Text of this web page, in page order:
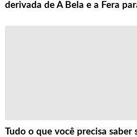
derivada de A Bela e a Fera
Tudo o que você precisa saber